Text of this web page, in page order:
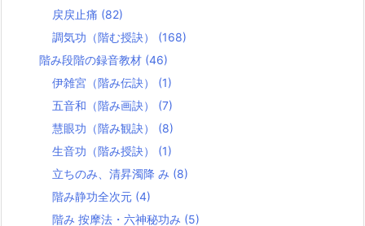
戻戻止痛 (82)
調気功（階む授訣） (168)
階み段階の録音教材 (46)
伊雑宮（階み伝訣） (1)
五音和（階み画訣） (7)
慧眼功（階み観訣） (8)
生音功（階み授訣） (1)
立ちのみ、清昇濁降 み (8)
階み静功全次元 (4)
階み 按摩法・六神秘功み (5)